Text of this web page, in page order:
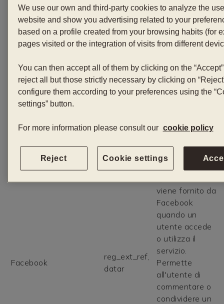
Google Analytics
__utma
__utmb
__utmc
__utmz
sulla
navigazione
degli utenti, al
fine di rilevare
visite al sito
web e altre
informazioni
all'utente di
interagire con il
sito web.
Facebook
reg_ext_ref,
datar
viene fornito da
Facebook
quando un
utente accede
o utilizza il
servizio.
Permette
all'utente di
commentare o
condividere un
We use our own and third-party cookies to analyze the
website and show you advertising related to your
based on a profile created from your browsing habits (for
pages visited or the integration of visits from different
You can then accept all of them by clicking on the
reject all but those strictly necessary by clicking on
configure them according to your preferences using the
settings” button.
For more information please consult our cookie policy
Reject Cookie settings